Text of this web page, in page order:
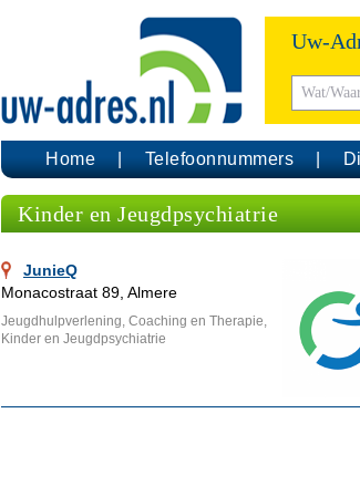
Uw-
Home Telefoonnummers
Kinder en Jeugdpsychiatrie
JunieQ
Monacostraat 89, Almere
Jeugdhulpverlening, Coaching en Therapie,
Kinder en Jeugdpsychiatrie